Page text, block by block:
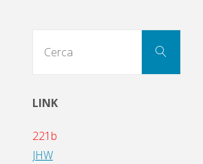
Cerca
LINK
221b
JHW